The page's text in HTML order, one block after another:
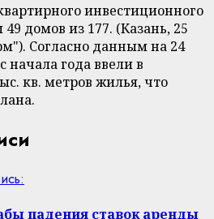
инвестиционного
домов из 177. (Казань, 25
Согласно данным на 24
начала года ввели в
кв. метров жилья, что
падения ставок аренды